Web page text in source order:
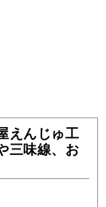
えんじゅ工
三味線、お